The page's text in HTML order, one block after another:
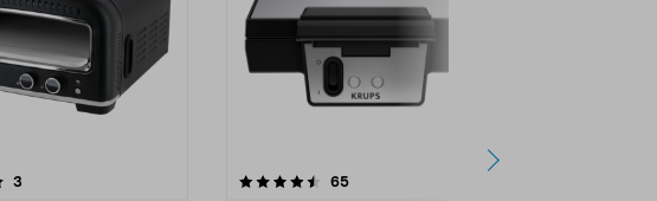
3
4.5 av 5 stjärnor 65recensioner
4.0 av 5 stjärnor